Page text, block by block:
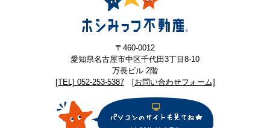
〒460-0012
愛知県名古屋市中区千代田3丁目8-10
万長ビル 2階
[TEL] 052-253-5387
[お問い合わせフォーム]